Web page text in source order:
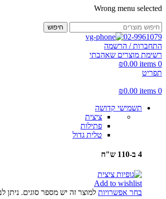
Wrong menu selected
חיפוש
02-9961079
התחברות / הרשמה
רשימת מוצרים שאהבתי
0
items
₪0.00
תפריט
0
items
₪0.00
תשמישי קדושה
ציצית
פתילות
טלית גדול
4 ב-110 ש"ח
Add to wishlist
בחר אפשרויות למוצר זה יש מספר סוגים.